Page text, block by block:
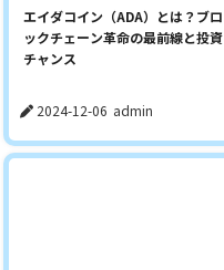
エイダコイン（ADA）とは？ブロ
ックチェーン革命の最前線と投資
チャンス
2024-12-06 admin